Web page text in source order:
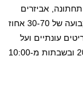
אביזרים
וכלי בית. כל החנויות מציעות את מרכולתן בהנחה קבועה של 30-70 אחוז
עונתיים ועל
עודפי ייצור. המקום פתוח כל יום מ-11:00 ועד 20:00 ובשבתות מ-10:00